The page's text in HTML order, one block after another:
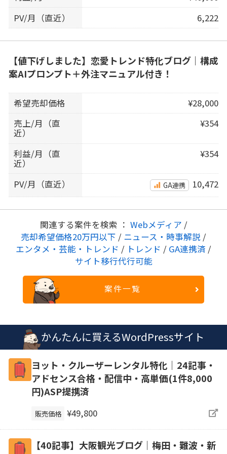
PV/月（直近）
6,222
【値下げしました】恋愛トレンド特化ブログ｜構成
案AIプロンプト＋外注マニュアル付き！
希望売却価格
¥28,000
売上/月（直
近）
¥354
利益/月（直
近）
¥354
PV/月（直近） GA連携 10,472
関連する案件を検索 ： Webメディア /
売却希望価格20万円以下 / ニュース・時事解説 /
エンタメ・芸能・トレンド / トレンド / GA連携済 /
サイト移行代行可能
案件一覧
かんたんに買えるWordPressサイト
ヨット・クルーザーレンタル特化｜24記事・
アドセンス合格・配信中・高単価(1件8,000
円)ASP提携済
販売価格 ¥49,800
【40記事】大阪観光ブログ｜梅田・難波・新